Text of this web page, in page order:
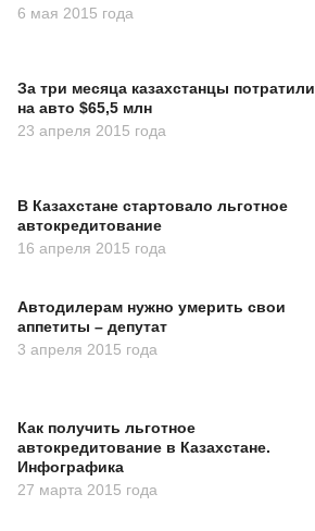
6 мая 2015 года
За три месяца казахстанцы потратили
на авто $65,5 млн
23 апреля 2015 года
В Казахстане стартовало льготное
автокредитование
16 апреля 2015 года
Автодилерам нужно умерить свои
аппетиты – депутат
3 апреля 2015 года
Как получить льготное
автокредитование в Казахстане.
Инфографика
27 марта 2015 года